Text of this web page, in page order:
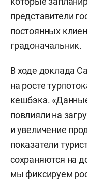
представители
постоянных
градоначальник.
В ходе доклада
на росте
кешбэка.
повлияли на
и увеличение
показатели
сохраняются на
мы фиксируем